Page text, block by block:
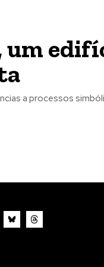
a processos